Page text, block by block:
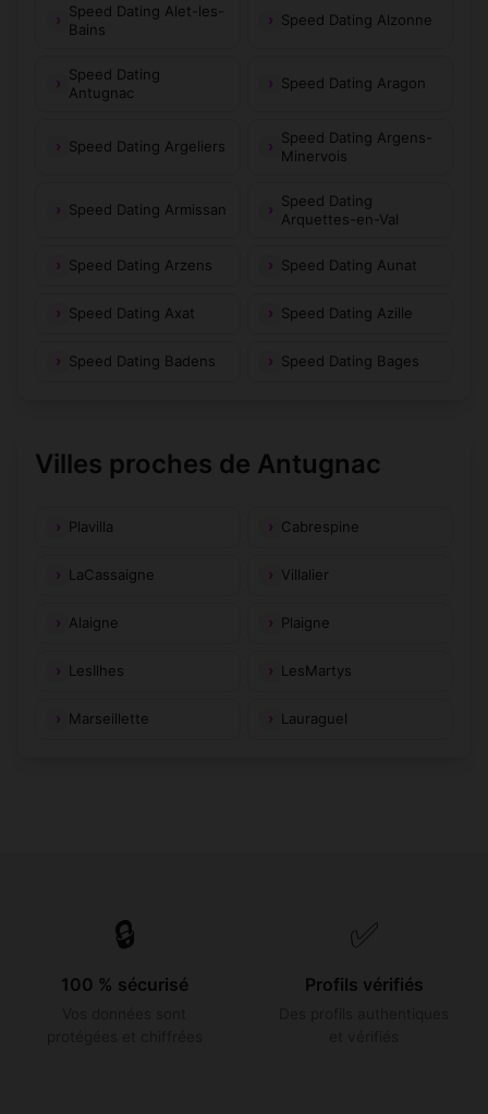
Speed Dating Alet-les-
Bains
Speed Dating Alzonne
Speed Dating
Antugnac
Speed Dating Aragon
Speed Dating Argeliers
Speed Dating Argens-
Minervois
Speed Dating Armissan
Speed Dating
Arquettes-en-Val
Speed Dating Arzens Speed Dating Aunat
Speed Dating Axat Speed Dating Azille
Speed Dating Badens Speed Dating Bages
Villes proches de Antugnac
Plavilla Cabrespine
LaCassaigne Villalier
Alaigne Plaigne
LesIlhes LesMartys
Marseillette Lauraguel
🔒
100 % sécurisé
✅
Profils vérifiés